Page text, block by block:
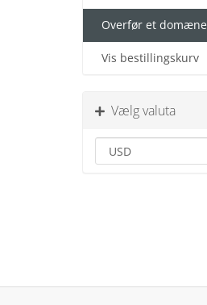
Overfør et domæne
Vis bestillingskurv
Vælg valuta